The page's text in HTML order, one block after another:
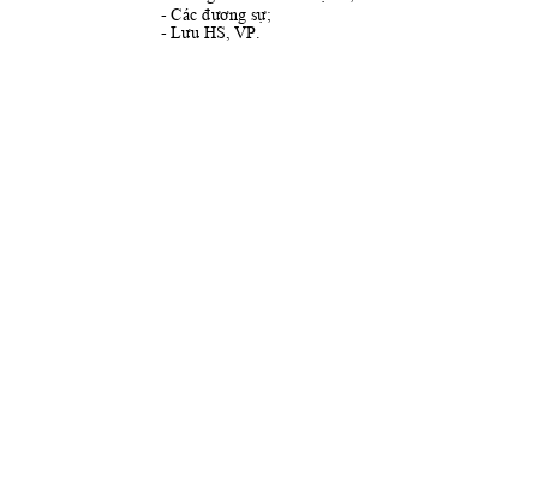
- Các đương sự;
- Lưu HS, VP.